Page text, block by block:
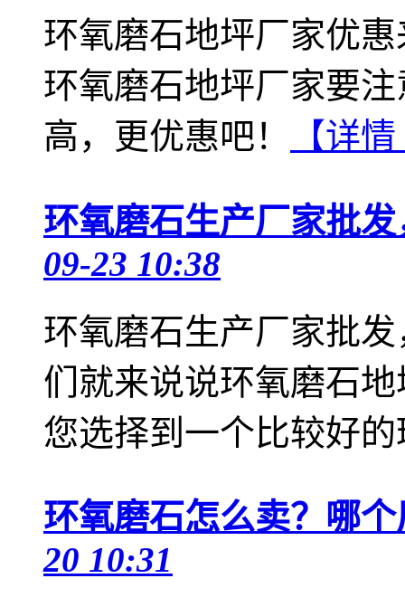
环氧磨石地坪厂家优
环氧磨石地坪厂家要
高，更优惠吧！
【详
环氧磨石生产厂家批
09-23 10:38
环氧磨石生产厂家批
们就来说说环氧磨石
您选择到一个比较好
环氧磨石怎么卖？哪
20 10:31